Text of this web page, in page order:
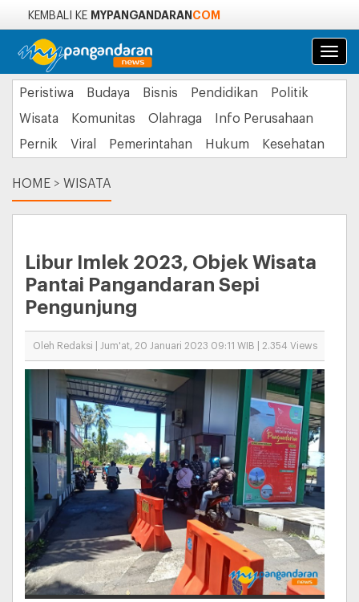
KEMBALI KE MYPANGANDARAN COM
Peristiwa Budaya Bisnis Pendidikan
Politik
Wisata
Komunitas Olahraga
Info Perusahaan
Pernik
Viral Pemerintahan Hukum Kesehatan
HOME > WISATA
Libur Imlek 2023, Objek Wisata
Pantai Pangandaran Sepi
Pengunjung
Oleh Redaksi | Jum'at, 20 Januari 2023 09:11 WIB | 2.354 Views